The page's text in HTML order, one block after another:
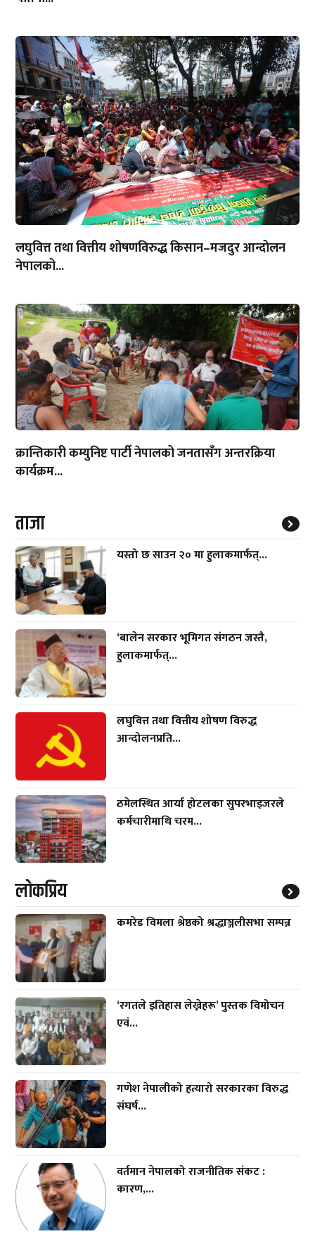
लघुवित्त तथा वित्तीय शोषणविरुद्ध किसान–मजदुर आन्दोलन
नेपालको...
क्रान्तिकारी कम्युनिष्ट पार्टी नेपालको जनतासँग अन्तरक्रिया
कार्यक्रम...
ताजा
यस्तो छ साउन २० मा हुलाकमार्फत्...
‘बालेन सरकार भूमिगत संगठन जस्तै,
हुलाकमार्फत्...
लघुवित्त तथा वित्तीय शोषण विरुद्ध
आन्दोलनप्रति...
ठमेलस्थित आर्या होटलका सुपरभाइजरले
कर्मचारीमाथि चरम...
लाेकप्रिय
कमरेड विमला श्रेष्ठको श्रद्धाञ्जलीसभा सम्पन्न
‘रगतले इतिहास लेख्नेहरू’ पुस्तक विमोचन
एवं...
गणेश नेपालीको हत्यारो सरकारका विरुद्ध
संघर्ष...
वर्तमान नेपालको राजनीतिक संकट :
कारण,...